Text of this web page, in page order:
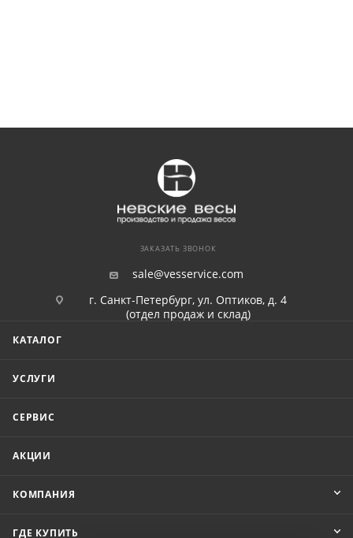
ЗАКАЗАТЬ ЗВОНОК
sale@vesservice.com
г. Санкт-Петербург, ул. Оптиков, д. 4
(отдел продаж и склад)
КАТАЛОГ
УСЛУГИ
СЕРВИС
АКЦИИ
КОМПАНИЯ
ГДЕ КУПИТЬ